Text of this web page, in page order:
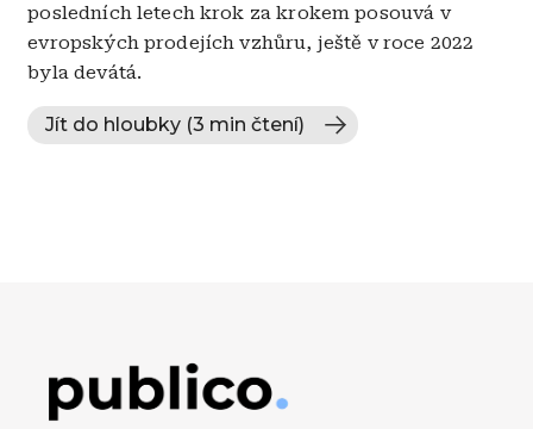
posledních letech krok za krokem posouvá v
evropských prodejích vzhůru, ještě v roce 2022
byla devátá.
Jít do hloubky (3 min čtení)